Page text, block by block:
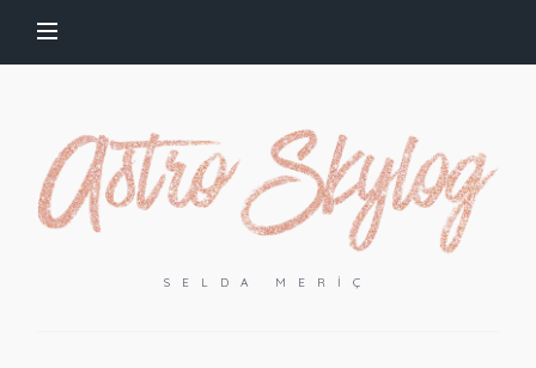
SELDA MERIÇ